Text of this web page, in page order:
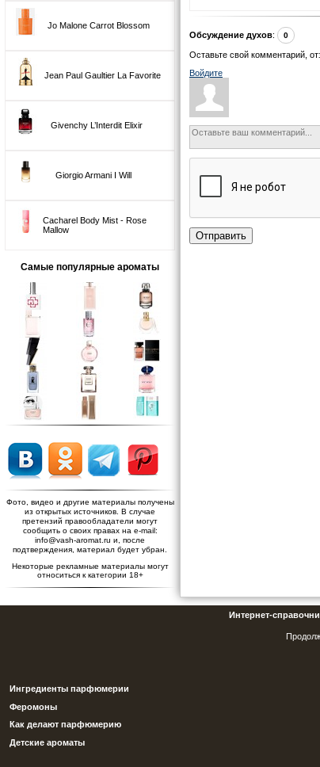
Jo Malone Carrot Blossom
Jean Paul Gaultier La Favorite
Givenchy L’Interdit Elixir
Giorgio Armani I Will
Cacharel Body Mist - Rose
Mallow
Самые популярные ароматы
Фото, видео и другие материалы получены
из открытых источников. В случае
претензий правообладатели могут
сообщить о своих правах на e-mail:
info@vash-aromat.ru и, после
подтверждения, материал будет убран.
Некоторые рекламные материалы могут
относиться к категории 18+
Обсуждение духов: 0
Оставьте свой комментарий,
Войдите
Отправить
Интернет-
Ингредиенты парфюмерии
Феромоны
Как делают парфюмерию
Детские ароматы